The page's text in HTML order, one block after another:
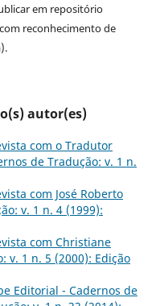
em repositório
reconhecimento de
autor(es)
com o Tradutor
de Tradução: v. 1 n.
com José Roberto
v. 1 n. 4 (1999):
com Christiane
v. 1 n. 5 (2000): Edição
Editorial - Cadernos de